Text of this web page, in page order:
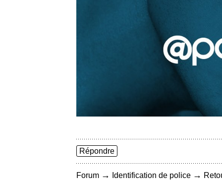
Répondre
Forum → Identification de police →